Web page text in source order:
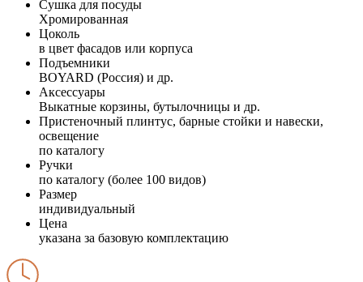
Сушка для посуды
Хромированная
Цоколь
в цвет фасадов или корпуса
Подъемники
BOYARD (Россия) и др.
Аксессуары
Выкатные корзины, бутылочницы и др.
Пристеночный плинтус, барные стойки и навески,
освещение
по каталогу
Ручки
по каталогу (более 100 видов)
Размер
индивидуальный
Цена
указана за базовую комплектацию